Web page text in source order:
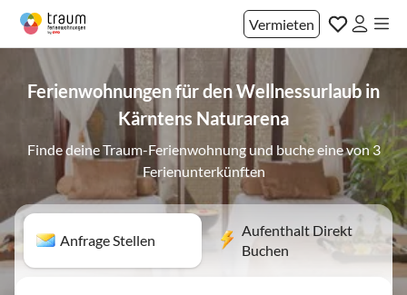
Vermieten
Ferienwohnungen für den Wellnessurlaub in
Kärntens Naturarena
Finde deine Traum-Ferienwohnung und buche eine von 3
Ferienunterkünften
Anfrage Stellen
Aufenthalt Direkt
Buchen